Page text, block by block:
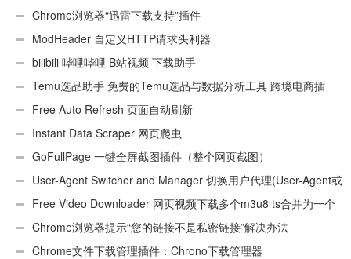
插件Chrome浏览器“迅雷下载支持”插件
ModHeader 自定义HTTP请求头利器
bilibili 哔哩哔哩 B站视频 下载助手
Temu选品助手 免费的Temu选品与数据分析工具 跨境电商插
件 Free Auto Refresh 页面自动刷新
Instant Data Scraper 网页爬虫
GoFullPage 一键全屏截图插件（整个网页截图）
User-Agent Switcher and Manager 切换用户代理(User-Agent或
UA)Free Video Downloader 网页视频下载多个m3u8 ts合并为一个
ts文件Chrome浏览器提示“您的链接不是私密链接”解决办法
Chrome文件下载管理插件：Chrono下载管理器